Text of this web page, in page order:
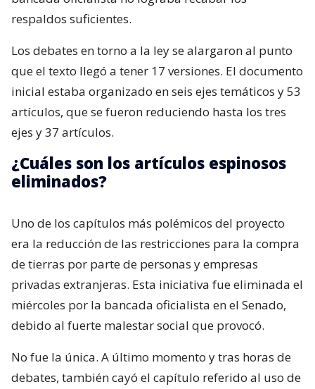
respaldos suficientes.
Los debates en torno a la ley se alargaron al punto
que el texto llegó a tener 17 versiones. El documento
inicial estaba organizado en seis ejes temáticos y 53
artículos, que se fueron reduciendo hasta los tres
ejes y 37 artículos.
¿Cuáles son los artículos espinosos
eliminados?
Uno de los capítulos más polémicos del proyecto
era la reducción de las restricciones para la compra
de tierras por parte de personas y empresas
privadas extranjeras. Esta iniciativa fue eliminada el
miércoles por la bancada oficialista en el Senado,
debido al fuerte malestar social que provocó.
No fue la única. A último momento y tras horas de
debates, también cayó el capítulo referido al uso de